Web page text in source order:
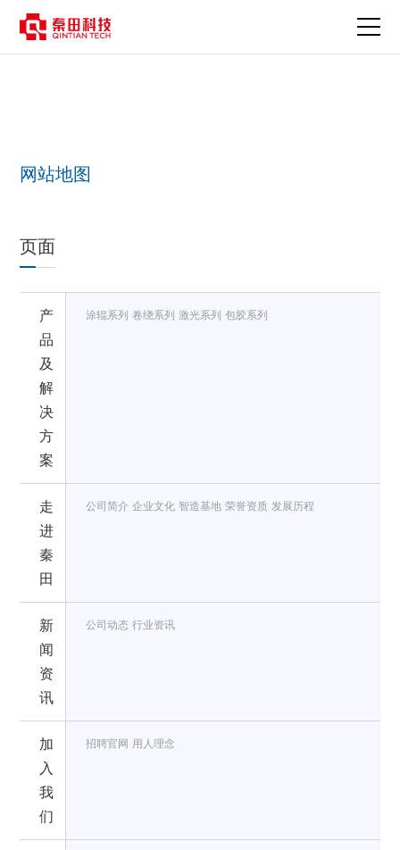
网站地图
页面
产
品
及
解
决
方
案
涂辊系列 卷绕系列 激光系列 包胶系列
走
进
秦
田
公司简介 企业文化 智造基地 荣誉资质 发展历程
新
闻
资
讯
公司动态 行业资讯
加
入
我
们
招聘官网 用人理念